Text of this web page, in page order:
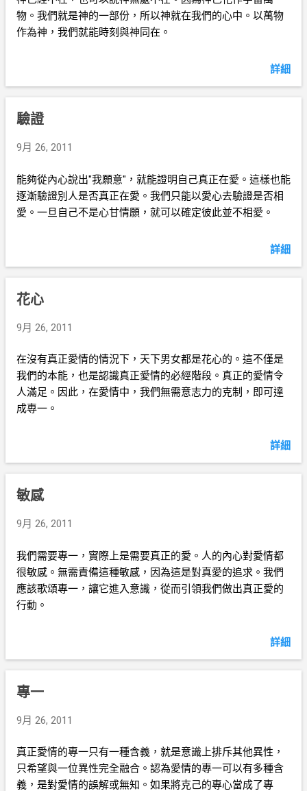
物。我們就是神的一部份，所以神就在我們的心中。以萬物
作為神，我們就能時刻與神同在。
詳細
驗證
9月 26, 2011
能夠從內心說出"我願意"，就能證明自己真正在愛。這樣也能
逐漸驗證別人是否真正在愛。我們只能以愛心去驗證是否相
愛。一旦自己不是心甘情願，就可以確定彼此並不相愛。
詳細
花心
9月 26, 2011
在沒有真正愛情的情況下，天下男女都是花心的。這不僅是
我們的本能，也是認識真正愛情的必經階段。真正的愛情令
人滿足。因此，在愛情中，我們無需意志力的克制，即可達
成專一。
詳細
敏感
9月 26, 2011
我們需要專一，實際上是需要真正的愛。人的內心對愛情都
很敏感。無需責備這種敏感，因為這是對真愛的追求。我們
應該歌頌專一，讓它進入意識，從而引領我們做出真正愛的
行動。
詳細
專一
9月 26, 2011
真正愛情的專一只有一種含義，就是意識上排斥其他異性，
只希望與一位異性完全融合。認為愛情的專一可以有多種含
義，是對愛情的誤解或無知。如果將克己的專心當成了專